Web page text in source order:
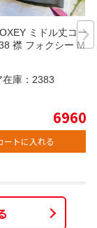
ミドル丈コー
襟 フォクシー M
庫： 2383
6960
ートに入れる